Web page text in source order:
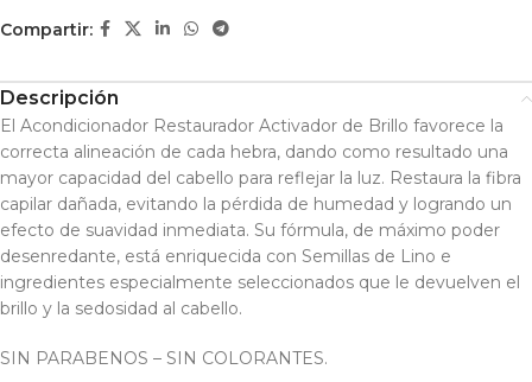
Compartir:
Descripción
El Acondicionador Restaurador Activador de Brillo favorece la
correcta alineación de cada hebra, dando como resultado una
mayor capacidad del cabello para reflejar la luz. Restaura la fibra
capilar dañada, evitando la pérdida de humedad y logrando un
efecto de suavidad inmediata. Su fórmula, de máximo poder
desenredante, está enriquecida con Semillas de Lino e
ingredientes especialmente seleccionados que le devuelven el
brillo y la sedosidad al cabello.
SIN PARABENOS – SIN COLORANTES.